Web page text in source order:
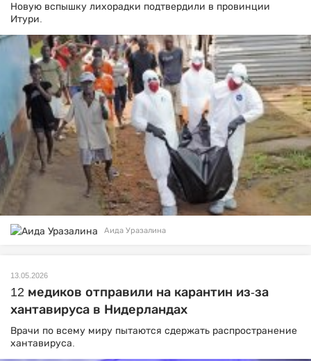
Новую вспышку лихорадки подтвердили в провинции
Итури.
Аида Уразалина
13.05.2026
12 медиков отправили на карантин из-за
хантавируса в Нидерландах
Врачи по всему миру пытаются сдержать распространение
хантавируса.